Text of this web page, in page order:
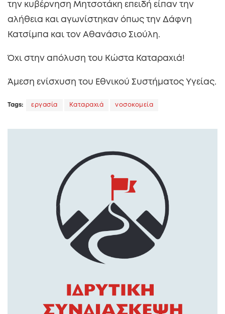
την κυβέρνηση Μητσοτάκη επειδή είπαν την
αλήθεια και αγωνίστηκαν όπως την Δάφνη
Κατσίμπα και τον Αθανάσιο Σιούλη.
Όχι στην απόλυση του Κώστα Καταραχιά!
Άμεση ενίσχυση του Εθνικού Συστήματος Υγείας.
Tags: εργασία Καταραχιά νοσοκομεία